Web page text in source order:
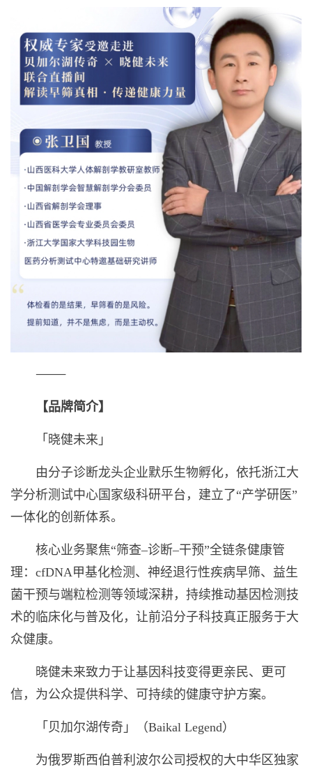
⸻
【品牌简介】
「晓健未来」
由分子诊断龙头企业默乐生物孵化，依托浙江大
学分析测试中心国家级科研平台，建立了“产学研医”
一体化的创新体系。
核心业务聚焦“筛查–诊断–干预”全链条健康管
理：cfDNA甲基化检测、神经退行性疾病早筛、益生
菌干预与端粒检测等领域深耕，持续推动基因检测技
术的临床化与普及化，让前沿分子科技真正服务于大
众健康。
晓健未来致力于让基因科技变得更亲民、更可
信，为公众提供科学、可持续的健康守护方案。
「贝加尔湖传奇」（Baikal Legend）
为俄罗斯西伯普利波尔公司授权的大中华区独家